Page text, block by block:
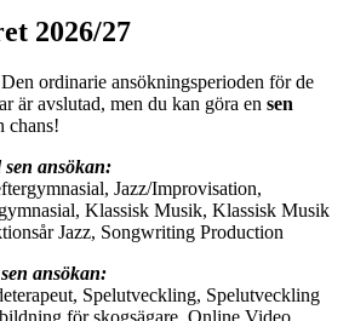
2026/27
ordinarie ansökningsperioden för de
är avslutad, men du kan göra en sen
chans!
ansökan:
Jazz/Improvisation,
Klassisk Musik, Klassisk Musik
Jazz, Songwriting Production
ansökan:
Spelutveckling, Spelutveckling